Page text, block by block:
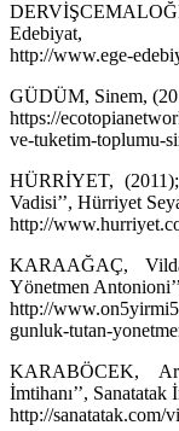
Edebiyat,
http://www.ege-
GÜDÜM, Sinem,
https://
ve-tuketim-toplumu-
HÜRRİYET,
Vadisi’’, Hürriyet
http://
KARAAĞAÇ,
Yönetmen
http://
gunluk-tutan-
KARABÖCEK,
İmtihanı’’, Sanatatak
http://